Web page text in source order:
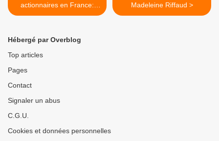
actionnaires en France:
merci à François et à
Madeleine Riffaud >
Hébergé par Overblog
Top articles
Pages
Contact
Signaler un abus
C.G.U.
Cookies et données personnelles